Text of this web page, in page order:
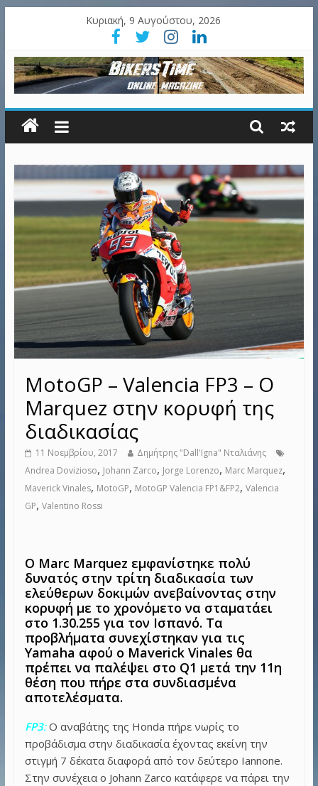
Κυριακή, 9 Αυγούστου, 2026
MotoGP – Valencia FP3 – Ο
Marquez στην κορυφή της
διαδικασίας
11 Νοεμβρίου, 2017
Δημήτρης "Dall'Igna" Νταλιάνης
Andrea Dovizioso, Johann Zarco, Jorge Lorenzo, Marc Marquez,
Maverick Vinales, MotoGP, MotoGP Valencia FP1&FP2, Valencia
GP, Valentino Rossi
Ο Marc Marquez εμφανίστηκε πολύ
δυνατός στην τρίτη διαδικασία των
ελεύθερων δοκιμών ανεβαίνοντας στην
κορυφή με το χρονόμετο να σταματάει
στο 1.30.255 για τον Ισπανό. Τα
προβλήματα συνεχίστηκαν για τις
Yamaha αφού ο Maverick Vinales θα
πρέπει να παλέψει στο Q1 μετά την 11η
θέση που πήρε στα συνδιασμένα
αποτελέσματα.
FP3:Ο αναβάτης της Honda πήρε νωρίς το
προβάδισμα στην διαδικασία έχοντας εκείνη την
στιγμή 7 δέκατα διαφορά από τον δεύτερο Iannone.
Στην συνέχεια ο Johann Ζarco κατάφερε να πάρει την